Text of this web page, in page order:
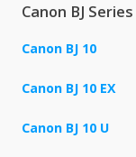
Canon BJ Series
Canon BJ 10
Canon BJ 10 EX
Canon BJ 10 U